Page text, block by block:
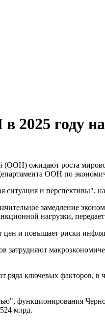
году на
ожидают роста
ООН по
и перспективы",
замедление
нагрузки,
и повышает риски
ряда ключевых
функционирования
млрд.